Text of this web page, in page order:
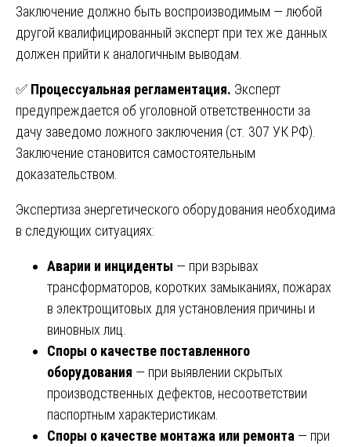
Заключение должно быть воспроизводимым — любой
другой квалифицированный эксперт при тех же данных
должен прийти к аналогичным выводам.
✅ Процессуальная регламентация. Эксперт
предупреждается об уголовной ответственности за
дачу заведомо ложного заключения (ст. 307 УК РФ).
Заключение становится самостоятельным
доказательством.
Экспертиза энергетического оборудования необходима
в следующих ситуациях:
Аварии и инциденты — при взрывах
трансформаторов, коротких замыканиях, пожарах
в электрощитовых для установления причины и
виновных лиц.
Споры о качестве поставленного
оборудования — при выявлении скрытых
производственных дефектов, несоответствии
паспортным характеристикам.
Споры о качестве монтажа или ремонта — при